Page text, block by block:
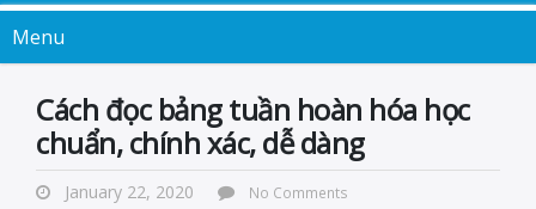
Menu
Cách đọc bảng tuần hoàn hóa học
chuẩn, chính xác, dễ dàng
January 22, 2020 No Comments